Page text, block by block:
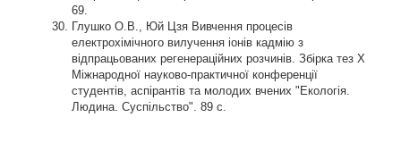
69.
Глушко О.В., Юй Цзя Вивчення процесів
електрохімічного вилучення іонів кадмію з
відпрацьованих регенераційних розчинів. Збірка тез Х
Міжнародної науково-практичної конференції
студентів, аспірантів та молодих вчених "Екологія.
Людина. Суспільство". 89 с.